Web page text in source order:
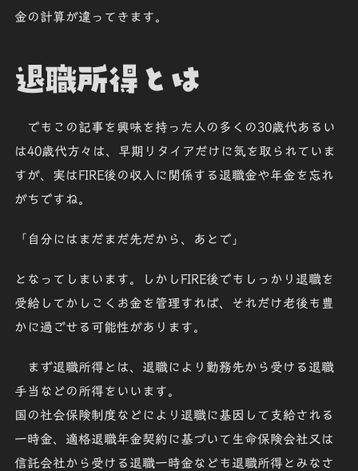
金の計算が違ってきます。
退職所得とは
でもこの記事を興味を持った人の多くの30歳代あるい
は40歳代方々は、早期リタイアだけに気を取られていま
すが、実はFIRE後の収入に関係する退職金や年金を忘れ
がちですね。
「 自分にはまだまだ先だから、あとで 」
となってしまいます。しかしFIRE後でもしっかり退職を
受給してかしこくお金を管理すれば、それだけ老後も豊
かに過ごせる可能性があります。
まず退職所得 とは、退職により勤務先から受ける退職
手当などの所得をいいます。
国の社会保険制度 などにより退職に基因して支給される
一時金、適格退職年金契約に基づいて生命保険会社又は
信託会社から受ける 退職一時金なども退職所得とみなさ